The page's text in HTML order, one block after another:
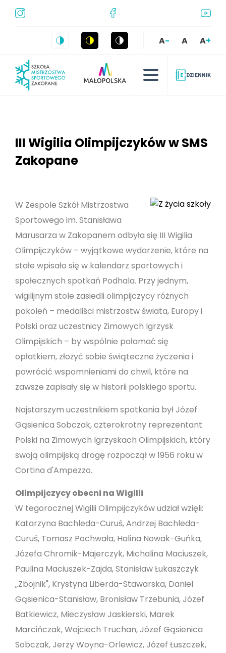
A- A A+
III Wigilia Olimpijczyków w SMS
Zakopane
W Zespole Szkół Mistrzostwa
Sportowego im. Stanisława
Marusarza w Zakopanem odbyła się III Wigilia
Olimpijczyków – wyjątkowe wydarzenie, które na
stałe wpisało się w kalendarz sportowych i
społecznych spotkań Podhala. Przy jednym,
wigilijnym stole zasiedli olimpijczycy różnych
pokoleń – medaliści mistrzostw świata, Europy i
Polski oraz uczestnicy Zimowych Igrzysk
Olimpijskich – by wspólnie połamać się
opłatkiem, złożyć sobie świąteczne życzenia i
powrócić wspomnieniami do chwil, które na
zawsze zapisały się w historii polskiego sportu.
Najstarszym uczestnikiem spotkania był Józef
Gąsienica Sobczak, czterokrotny reprezentant
Polski na Zimowych Igrzyskach Olimpijskich, który
swoją olimpijską drogę rozpoczął w 1956 roku w
Cortina d'Ampezzo.
Olimpijczycy obecni na Wigilii
W tegorocznej Wigilii Olimpijczyków udział wzięli:
Katarzyna Bachleda-Curuś, Andrzej Bachleda-
Curuś, Tomasz Pochwała, Halina Nowak-Guńka,
Józefa Chromik-Majerczyk, Michalina Maciuszek,
Paulina Maciuszek-Zajda, Stanisław Łukaszczyk
„Zbojnik", Krystyna Liberda-Stawarska, Daniel
Gąsienica-Stanisław, Bronisław Trzebunia, Józef
Batkiewicz, Mieczysław Jaskierski, Marek
Marcińczak, Wojciech Truchan, Józef Gąsienica
Sobczak, Jerzy Woyna-Orlewicz, Józef Łuszczek,